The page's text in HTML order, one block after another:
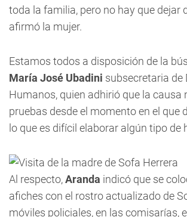
toda la familia, pero no hay que dejar
afirmó la mujer.
Estamos todos a disposición de la
María José Ubadini subsecretaria de
Humanos, quien adhirió que la causa
pruebas desde el momento en el que
lo que es difícil elaborar algún tipo de
Al respecto,Aranda indicó que se
afiches con el rostro actualizado de
móviles policiales, en las comisarías,